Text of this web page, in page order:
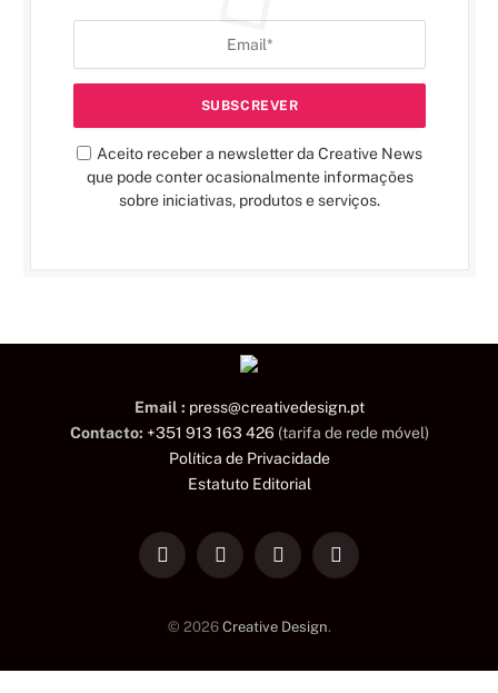
Aceito receber a newsletter da Creative News
que pode conter ocasionalmente informações
sobre iniciativas, produtos e serviços.
Email : press@creativedesign.pt
Contacto: +351 913 163 426 (tarifa de rede móvel)
Política de Privacidade
Estatuto Editorial
LinkedInFacebookInstagramTikTok
© 2026 Creative Design.